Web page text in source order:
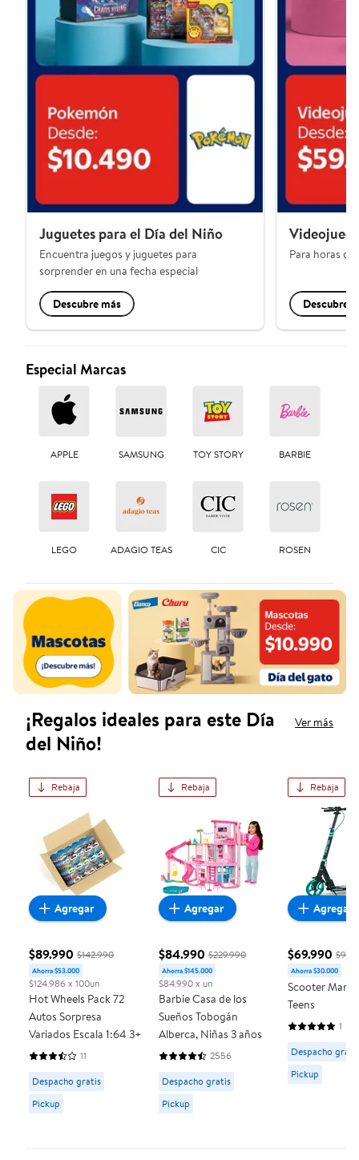
Juguetes para el Día del Niño
Encuentra juegos y juguetes para
sorprender en una fecha especial
Descubre más
Para horas
Descubre
Especial Marcas
APPLE SAMSUNG TOY STORY BARBIE
LEGO ADAGIO TEAS CIC ROSEN
¡Regalos ideales para este Día
del Niño!
Ver más
Hot Wheels Pack 72 Autos Sorpresa Variados
Rebaja
Agregar
$89.990
precio actual $89.990, Costaba $142.990
$142.990
Ahorra $53.000
$124.986 x 100un
Hot Wheels Pack 72
Autos Sorpresa
Variados Escala 1:64 3+
11
3.3636 de 5 estrellas. 11 reseñas
Available for Despacho gratis or Pickup
Despacho gratis
Pickup
Barbie Casa de los Sueños
Rebaja
Agregar
$84.990
precio actual $84.990, Costaba
$229.990
Ahorra $145.000
$84.990 x un
Barbie Casa de los
Sueños Tobogán
Alberca, Niñas 3 años
2556
4.7379 de 5 estrellas. 2556 reseñas
Available for Despacho gratis or
Despacho gratis
Pickup
Scooter
Rebaja
Agregar
$69.990
precio
Ahorra $30.000
Scooter
Teens
1
5 de 5
Available
Despacho
Pickup